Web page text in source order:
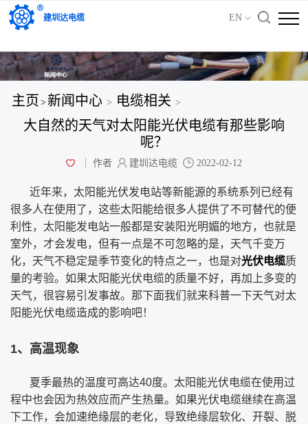
'); })();
建圳达电缆 EN
主页 > 新闻中心 > 电缆相关 >
大自然的天气对太阳能光伏电缆有那些影响
呢？
作者 建圳达电缆 2022-02-12
近年来，太阳能光伏发电站等新能源的系统系列已经有
很多人在使用了，这些太阳能给很多人提供了不可替代的便
利性，太阳能发电站一般都是安装阳光明媚的地方，也就是
室外，才会发电，但有一点是不可忽略的是，天气千变万
化，天气不稳定是季节变化的特点之一，也是对光伏电缆质
量的考验。如果太阳能光伏电缆的质量不好，再加上多变的
天气，很容易引发事故。那下面我们就来科普一下天气对太
阳能光伏电缆造成的影响吧！
1、高温现象
夏季最热的温度可高达40度。太阳能光伏电缆在使用过
程中也会因为热效应而产生热量。如果光伏电缆继续在高温
下工作，会加速绝缘层的老化，导致绝缘层软化、开裂、脱